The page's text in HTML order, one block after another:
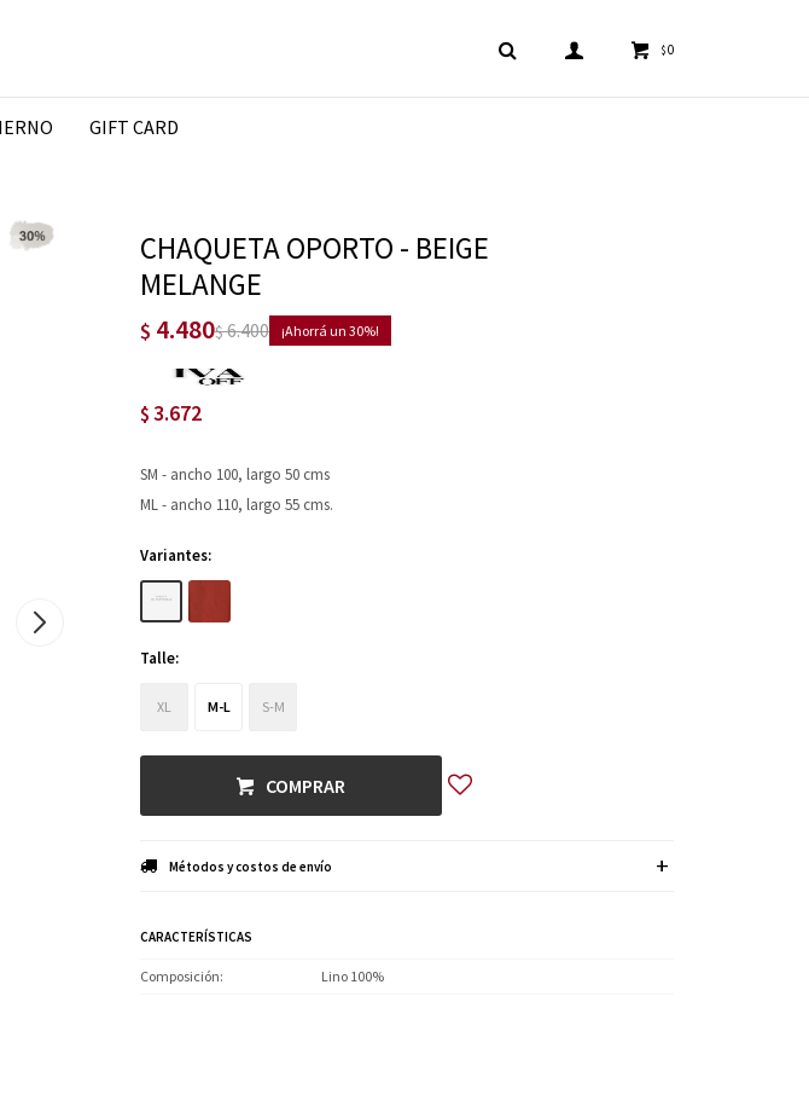
GIFT CARD
$0
CHAQUETA OPORTO - BEIGE
MELANGE
$ 4.480$6.400 30
$ 3.672
SM - ancho 100, largo 50 cms
ML - ancho 110, largo 55 cms.
Variantes:
Talle:
XL M-L S-M
COMPRAR
Métodos y costos de envío
CARACTERÍSTICAS
Composición Lino 100%